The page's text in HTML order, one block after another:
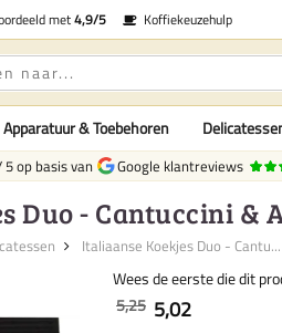
met4,9/5 Koffiekeuzehulp
Apparatuur & Toebehoren
5op basis van Google klantreviews
Duo - Cantuccini &
Italiaanse Koekjes Duo - Cantu...
Wees de eerste die dit
5,02
5,25